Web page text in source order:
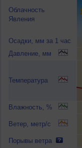
Облачность
Явления
Осадки, мм за 1 час
Давление, мм
Температура
Влажность, %
Ветер, метр/с
Порывы ветра